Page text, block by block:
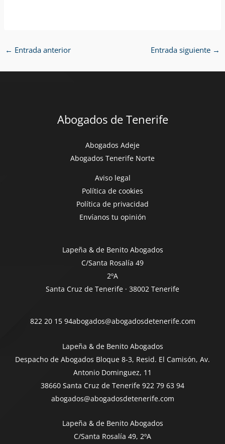
← Entrada anterior Entrada siguiente →
Abogados de Tenerife
Abogados Adeje
Abogados Tenerife Norte
Aviso legal
Política de cookies
Política de privacidad
Envíanos tu opinión
Lapeña & de Benito Abogados
C/Santa Rosalía 49
2ºA
Santa Cruz de Tenerife · 38002 Tenerife
822 20 15 94abogados@abogadosdetenerife.com
Lapeña & de Benito Abogados
Despacho de Abogados Bloque 8-3, Resid. El Camisón, Av.
Antonio Dominguez, 11
38660 Santa Cruz de Tenerife 922 79 63 94
abogados@abogadosdetenerife.com
Lapeña & de Benito Abogados
C/Santa Rosalía 49, 2ºA